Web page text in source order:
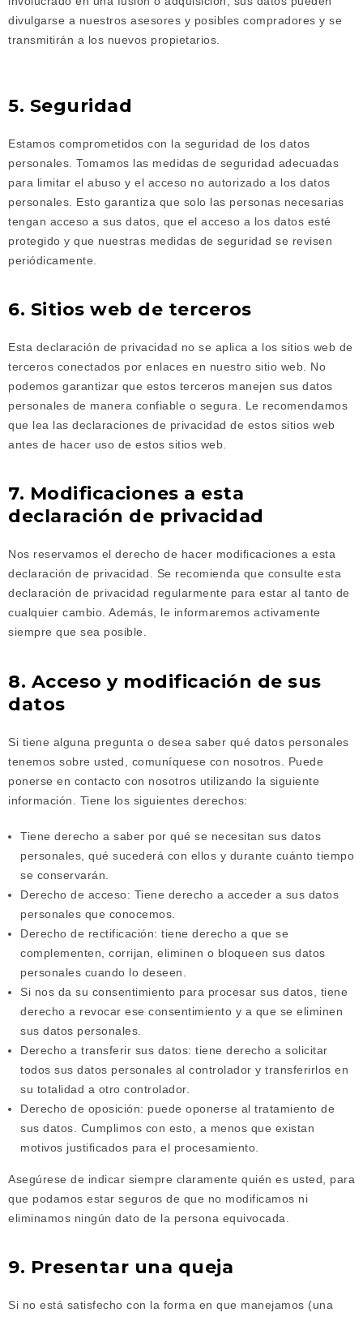
divulgarse a nuestros asesores y posibles compradores y se
transmitirán a los nuevos propietarios.
5. Seguridad
Estamos comprometidos con la seguridad de los datos
personales. Tomamos las medidas de seguridad adecuadas
para limitar el abuso y el acceso no autorizado a los datos
personales. Esto garantiza que solo las personas necesarias
tengan acceso a sus datos, que el acceso a los datos esté
protegido y que nuestras medidas de seguridad se revisen
periódicamente.
6. Sitios web de terceros
Esta declaración de privacidad no se aplica a los sitios web de
terceros conectados por enlaces en nuestro sitio web. No
podemos garantizar que estos terceros manejen sus datos
personales de manera confiable o segura. Le recomendamos
que lea las declaraciones de privacidad de estos sitios web
antes de hacer uso de estos sitios web.
7. Modificaciones a esta
declaración de privacidad
Nos reservamos el derecho de hacer modificaciones a esta
declaración de privacidad. Se recomienda que consulte esta
declaración de privacidad regularmente para estar al tanto de
cualquier cambio. Además, le informaremos activamente
siempre que sea posible.
8. Acceso y modificación de sus
datos
Si tiene alguna pregunta o desea saber qué datos personales
tenemos sobre usted, comuníquese con nosotros. Puede
ponerse en contacto con nosotros utilizando la siguiente
información. Tiene los siguientes derechos:
Tiene derecho a saber por qué se necesitan sus datos
personales, qué sucederá con ellos y durante cuánto tiempo
se conservarán.
Derecho de acceso: Tiene derecho a acceder a sus datos
personales que conocemos.
Derecho de rectificación: tiene derecho a que se
complementen, corrijan, eliminen o bloqueen sus datos
personales cuando lo deseen.
Si nos da su consentimiento para procesar sus datos, tiene
derecho a revocar ese consentimiento y a que se eliminen
sus datos personales.
Derecho a transferir sus datos: tiene derecho a solicitar
todos sus datos personales al controlador y transferirlos en
su totalidad a otro controlador.
Derecho de oposición: puede oponerse al tratamiento de
sus datos. Cumplimos con esto, a menos que existan
motivos justificados para el procesamiento.
Asegúrese de indicar siempre claramente quién es usted, para
que podamos estar seguros de que no modificamos ni
eliminamos ningún dato de la persona equivocada.
9. Presentar una queja
Si no está satisfecho con la forma en que manejamos (una